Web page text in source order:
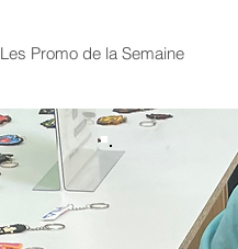
Les Promo de la Semaine